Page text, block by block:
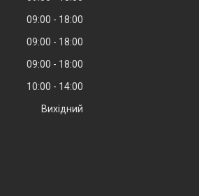
09:00
18:00
09:00
18:00
09:00
18:00
10:00
14:00
Вихідний